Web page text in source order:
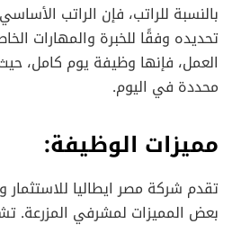
بالنسبة للراتب، فإن الراتب
تحديده وفقًا للخبرة والمهارات
العمل، فإنها وظيفة يوم كامل،
محددة في اليوم.
مميزات الوظيفة:
تقدم شركة مصر ايطاليا للاستثمار
بعض المميزات لمشرفي المزرعة.